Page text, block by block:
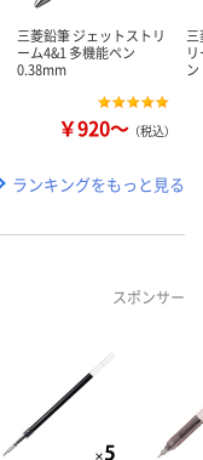
三菱鉛筆 ジェットストリ
ーム4&1 多機能ペン
0.38mm
￥920～ （税込）
ランキングをもっと見る
スポンサー